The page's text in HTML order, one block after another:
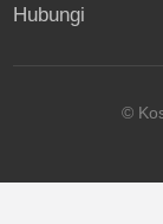
Hubungi
©